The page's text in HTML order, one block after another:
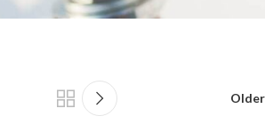
Older